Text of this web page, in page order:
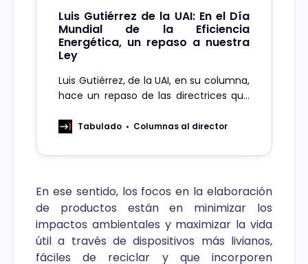
Luis Gutiérrez de la UAI: En el Día
Mundial de la Eficiencia
Energética, un repaso a nuestra
Ley
Luis Gutiérrez, de la UAI, en su columna,
hace un repaso de las directrices que
Eficiencia Energética en cada rubro de
Tabulado Columnas al director
En ese sentido, los focos en la elaboración
de productos están en minimizar los
impactos ambientales y maximizar la vida
útil a través de dispositivos más livianos,
fáciles de reciclar y que incorporen